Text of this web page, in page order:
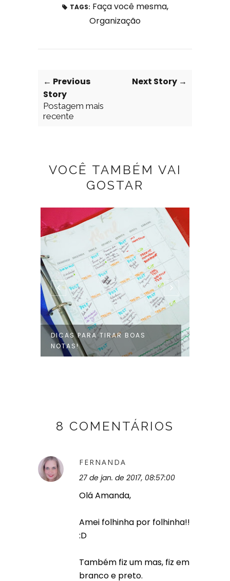
TAGS: Faça você mesma,
Organização
← Previous
Story
Postagem mais
recente
Next Story →
VOCÊ TAMBÉM VAI
GOSTAR
DICAS PARA TIRAR BOAS
NOTAS!
8 COMENTÁRIOS
FERNANDA
27 de jan. de 2017, 08:57:00
Olá Amanda,
Amei folhinha por folhinha!!
:D
Também fiz um mas, fiz em
branco e preto.